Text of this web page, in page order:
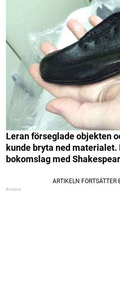
Leran förseglade objekten
kunde bryta ned materialet.
bokomslag med